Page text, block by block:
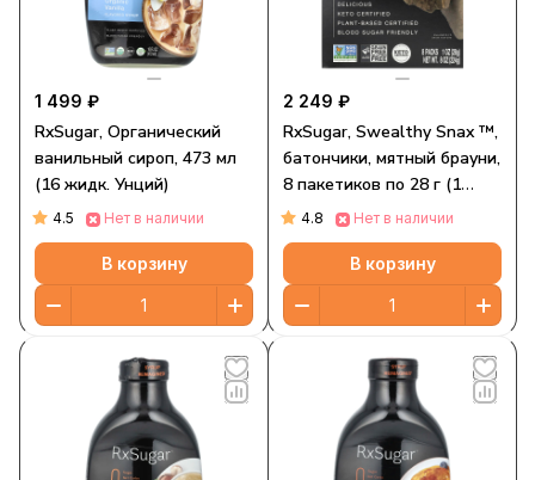
1 499 ₽
RxSugar, Органический
ванильный сироп, 473 мл
(16 жидк. Унций)
4.5 Нет в наличии
В корзину
2 249 ₽
RxSugar, Swealthy Snax ™,
батончики, мятный брауни,
8 пакетиков по 28 г (1
унция)
4.8 Нет в наличии
В корзину